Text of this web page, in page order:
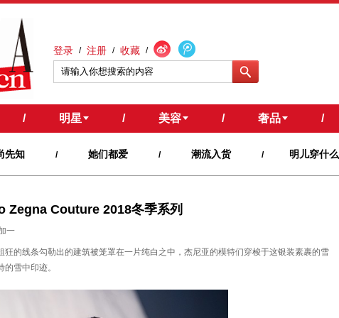
登录 / 注册 / 收藏 /
/ 明星 / 美容 / 奢品 /
先知 / 她们都爱 / 潮流入货 / 明儿穿什么
Couture 2018冬季系列
一
狂的线条勾勒出的建筑被笼罩在一片纯白之中，杰尼亚的模特们穿梭于这银装素裹的雪
雪中印迹。